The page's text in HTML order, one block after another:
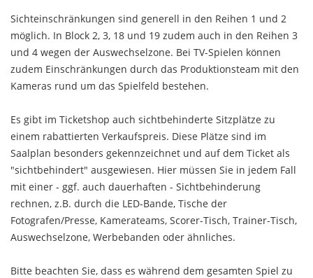
Sichteinschränkungen sind generell in den Reihen 1 und 2
möglich. In Block 2, 3, 18 und 19 zudem auch in den Reihen 3
und 4 wegen der Auswechselzone. Bei TV-Spielen können
zudem Einschränkungen durch das Produktionsteam mit den
Kameras rund um das Spielfeld bestehen.
Es gibt im Ticketshop auch sichtbehinderte Sitzplätze zu
einem rabattierten Verkaufspreis. Diese Plätze sind im
Saalplan besonders gekennzeichnet und auf dem Ticket als
"sichtbehindert" ausgewiesen. Hier müssen Sie in jedem Fall
mit einer - ggf. auch dauerhaften - Sichtbehinderung
rechnen, z.B. durch die LED-Bande, Tische der
Fotografen/Presse, Kamerateams, Scorer-Tisch, Trainer-Tisch,
Auswechselzone, Werbebanden oder ähnliches.
Bitte beachten Sie, dass es während dem gesamten Spiel zu